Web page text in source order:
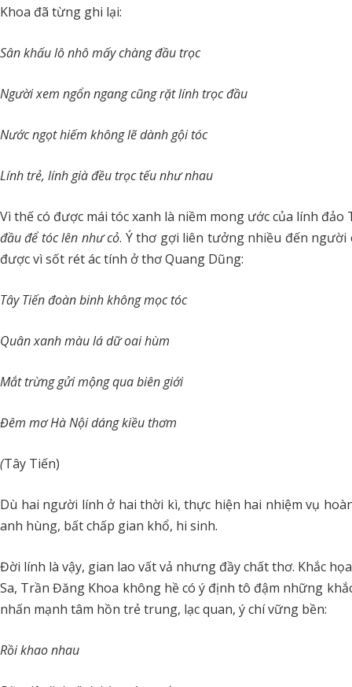
Khoa đã từng ghi lại:
Sân khấu lô nhô mấy chàng đầu trọc
Người xem ngổn ngang cũng rặt lính trọc đầu
Nước ngọt hiếm không lẽ dành gội tóc
Lính trẻ, lính già đều trọc tếu như nhau
Vì thế có được mái tóc xanh là niềm mong ước của lính đảo
đầu để tóc lên như cỏ. Ý thơ gợi liên tưởng nhiều đến
được vì sốt rét ác tính ở thơ Quang Dũng:
Tây Tiến đoàn binh không mọc tóc
Quân xanh màu lá dữ oai hùm
Mắt trừng gửi mộng qua biên giới
Đêm mơ Hà Nội dáng kiều thơm
(Tây Tiến)
Dù hai người lính ở hai thời kì, thực hiện hai nhiệm vụ
anh hùng, bất chấp gian khổ, hi sinh.
Đời lính là vậy, gian lao vất vả nhưng đầy chất thơ. Khắc
Sa, Trần Đăng Khoa không hề có ý định tô đậm những
nhấn mạnh tâm hồn trẻ trung, lạc quan, ý chí vững bền:
Rồi khao nhau